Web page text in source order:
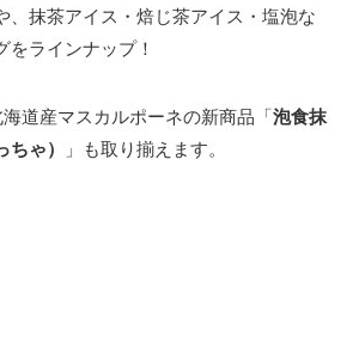
、抹茶アイス・焙じ茶アイス・塩泡な
をラインナップ！
道産マスカルポーネの新商品「泡食抹
ゃ）
」も取り揃えます。